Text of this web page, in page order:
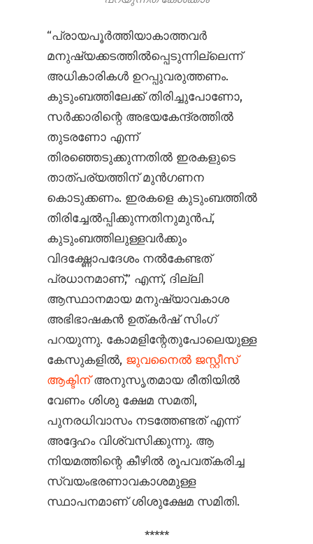
“പ്രായപൂർത്തിയാകാത്തവർ
മനുഷ്യക്കടത്തിൽ‌പ്പെടുന്നില്ലെന്ന്
അധികാരികൾ ഉറപ്പുവരുത്തണം.
കുടുംബത്തിലേക്ക് തിരിച്ചുപോണോ,
സർക്കാരിന്റെ അഭയകേന്ദ്രത്തിൽ
തുടരണോ എന്ന്
തിരഞ്ഞെടുക്കുന്നതിൽ ഇരകളുടെ
താത്പര്യത്തിന് മുൻ‌ഗണന
കൊടുക്കണം. ഇരകളെ കുടുംബത്തിൽ
തിരിച്ചേൽ‌പ്പിക്കുന്നതിനുമുൻപ്,
കുടുംബത്തിലുള്ളവർക്കും
വിദഗ്ദ്ധോപദേശം നൽകേണ്ടത്
പ്രധാ‍നമാണ്,” എന്ന്, ദില്ലി
ആസ്ഥാനമായ മനുഷ്യാവകാശ
അഭിഭാഷകൻ ഉത്കർഷ് സിംഗ്
പറയുന്നു. കോമളിന്റേതുപോലെയുള്ള
കേസുകളിൽ, ജുവനൈൽ ജസ്റ്റീസ്
ആക്ടിന്അനുസൃതമായ രീതിയിൽ
വേണം ശിശു ക്ഷേമ സമതി,
പുനരധിവാസം നടത്തേണ്ടത് എന്ന്
അദ്ദേഹം വിശ്വസിക്കുന്നു. ആ
നിയമത്തിന്റെ കീഴിൽ രൂപവത്കരിച്ച
സ്വയംഭരണാവകാശമുള്ള
സ്ഥാപനമാണ് ശിശുക്ഷേമ സമിതി.
*****